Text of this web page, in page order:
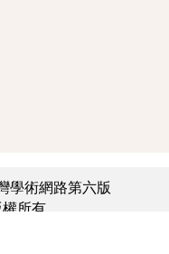
學術網路第六版
所有